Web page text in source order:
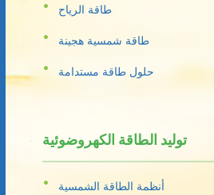
طاقة الرياح
طاقة شمسية هجينة
حلول طاقة مستدامة
توليد الطاقة الكهروضوئية
أنظمة الطاقة الشمسية